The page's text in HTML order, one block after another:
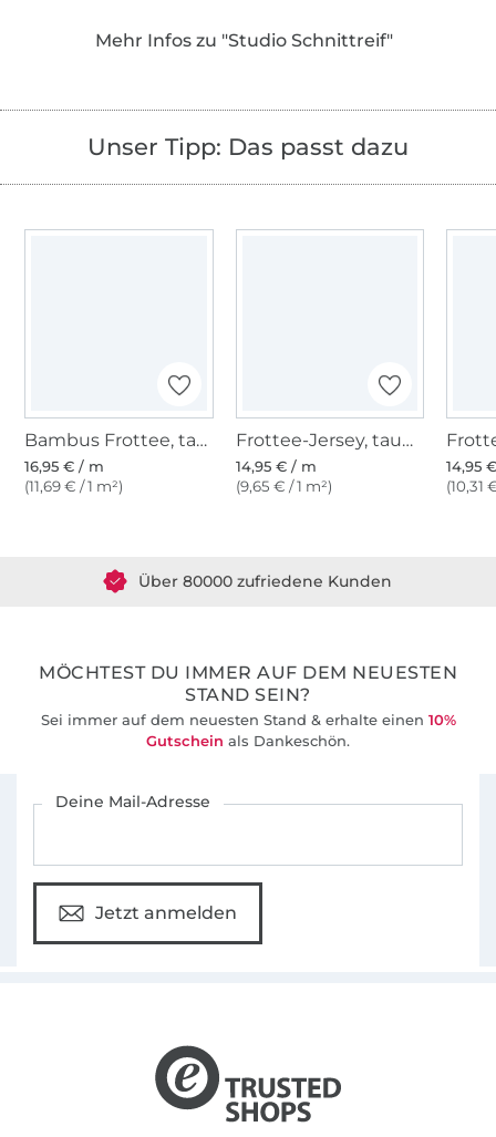
feinen Details.
Gemeinsam entwickeln wir seit 2012 gut
durchdachte Schnittmuster und leicht
verständlichen Anleitungen für Nähanfänger
und alle, die das Nähen schon lange lieben.
Mehr Infos zu "Studio Schnittreif"
Unser Tipp: Das passt dazu
Bambus Frottee, tannengrün
16,95 € / m
(11,69 € / 1 m²)
Frottee-Jersey, taubenblau
14,95 € / m
(9,65 € / 1 m²)
14,95
(10,31
Über 80000 zufriedene Kunden
MÖCHTEST DU IMMER AUF DEM NEUESTEN
STAND SEIN?
Sei immer auf dem neuesten Stand & erhalte einen 10%
Gutschein als Dankeschön.
Deine Mail-Adresse
Jetzt anmelden